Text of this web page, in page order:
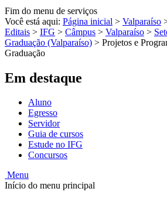
Fim do menu de serviços
Você está aqui: Página inicial > Valparaíso
Editais > IFG > Câmpus > Valparaíso >
Graduação (Valparaíso) > Projetos e
Graduação
Em destaque
Aluno
Egresso
Servidor
Guia de cursos
Estude no IFG
Concursos
Menu
Início do menu principal